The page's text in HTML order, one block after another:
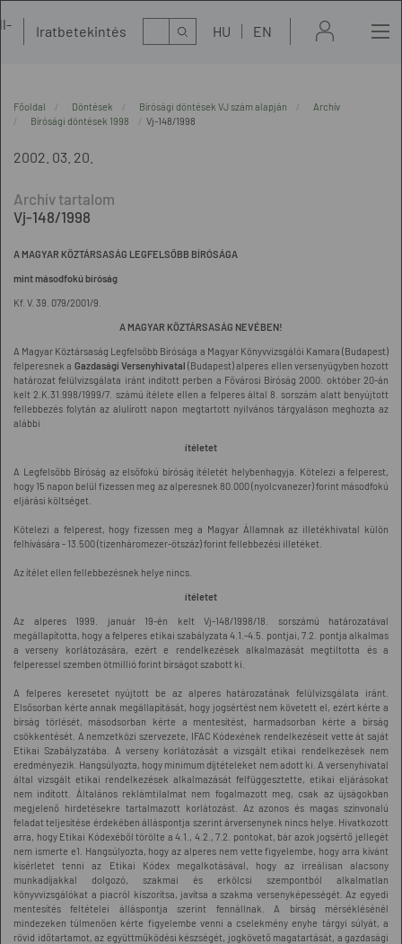
Iratbetekintés Kereső HU EN
Főoldal Döntések Bírósági döntések VJ szám alapján
Archív
Bírósági döntések 1998
Vj-148/1998
2002. 03. 20.
Vj-148/1998
A MAGYAR KÖZTÁRSASÁG LEGFELSŐBB BÍRÓSÁGA
mint másodfokú bíróság
Kf. V. 39. 079/2001/9.
A MAGYAR KÖZTÁRSASÁG NEVÉBEN!
A Magyar Köztársaság Legfelsőbb Bírósága a Magyar Könyvvizsgálói Kamara (Budapest)
felperesnek a Gazdasági Versenyhivatal (Budapest) alperes ellen versenyügyben hozott
határozat felülvizsgálata iránt indított perben a Fővárosi Bíróság 2000. október 20-án
kelt 2.K.31.998/1999/7. számú ítélete ellen a felperes által 8. sorszám alatt benyújtott
fellebbezés folytán az alulírott napon megtartott nyilvános tárgyaláson meghozta az
alábbi
ítéletet
A Legfelsőbb Bíróság az elsőfokú bíróság ítéletét helybenhagyja. Kötelezi a felperest,
hogy 15 napon belül fizessen meg az alperesnek 80.000 (nyolcvanezer) forint másodfokú
eljárási költséget.
Kötelezi a felperest, hogy fizessen meg a Magyar Államnak az illetékhivatal külön
felhívására - 13.500 (tizenháromezer-ötszáz) forint fellebbezési illetéket.
Az ítélet ellen fellebbezésnek helye nincs.
ítéletet
Az alperes 1999. január 19-én kelt Vj-148/1998/18. sorszámú határozatával
megállapította, hogy a felperes etikai szabályzata 4.1.-4.5. pontjai, 7.2. pontja alkalmas
a verseny korlátozására, ezért e rendelkezések alkalmazását megtiltotta és a
felperessel szemben ötmillió forint bírságot szabott ki.
A felperes keresetet nyújtott be az alperes határozatának felülvizsgálata iránt.
Elsősorban kérte annak megállapítását, hogy jogsértést nem követett el, ezért kérte a
bírság törlését, másodsorban kérte a mentesítést, harmadsorban kérte a bírság
csökkentését. A nemzetközi szervezete, IFAC Kódexének rendelkezéseit vette át saját
Etikai Szabályzatába. A verseny korlátozását a vizsgált etikai rendelkezések nem
eredményezik. Hangsúlyozta, hogy minimum díjtételeket nem adott ki. A versenyhivatal
által vizsgált etikai rendelkezések alkalmazását felfüggesztette, etikai eljárásokat
nem indított. Általános reklámtilalmat nem fogalmazott meg, csak az újságokban
megjelenő hirdetésekre tartalmazott korlátozást. Az azonos és magas színvonalú
feladat teljesítése érdekében álláspontja szerint árversenynek nincs helye. Hivatkozott
arra, hogy Etikai Kódexéből törölte a 4.1., 4.2., 7.2. pontokat, bár azok jogsértő jellegét
nem ismerte e1. Hangsúlyozta, hogy az alperes nem vette figyelembe, hogy arra kívánt
kísérletet tenni az Etikai Kódex megalkotásával, hogy az irreálisan alacsony
munkadíjakkal dolgozó, szakmai és erkölcsi szempontból alkalmatlan
könyvvizsgálókat a piacról kiszorítsa, javítsa a szakma versenyképességét. Az egyedi
mentesítés feltételei álláspontja szerint fennállnak. A bírság mérséklésénél
mindezeken túlmenően kérte figyelembe venni a cselekmény enyhe tárgyi súlyát, a
rövid időtartamot, az együttműködési készségét, jogkövető magatartását, a gazdasági